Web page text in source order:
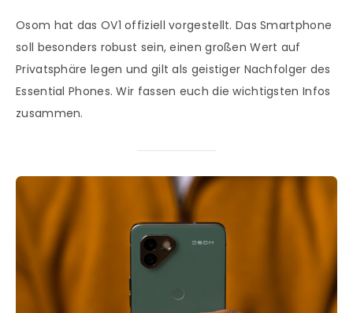
Osom hat das OV1 offiziell vorgestellt. Das Smartphone
soll besonders robust sein, einen großen Wert auf
Privatsphäre legen und gilt als geistiger Nachfolger des
Essential Phones. Wir fassen euch die wichtigsten Infos
zusammen.